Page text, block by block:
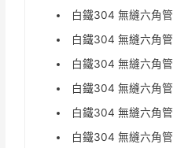
白鐵304 無縫六角
白鐵304 無縫六角
白鐵304 無縫六角
白鐵304 無縫六角
白鐵304 無縫六角
白鐵304 無縫六角